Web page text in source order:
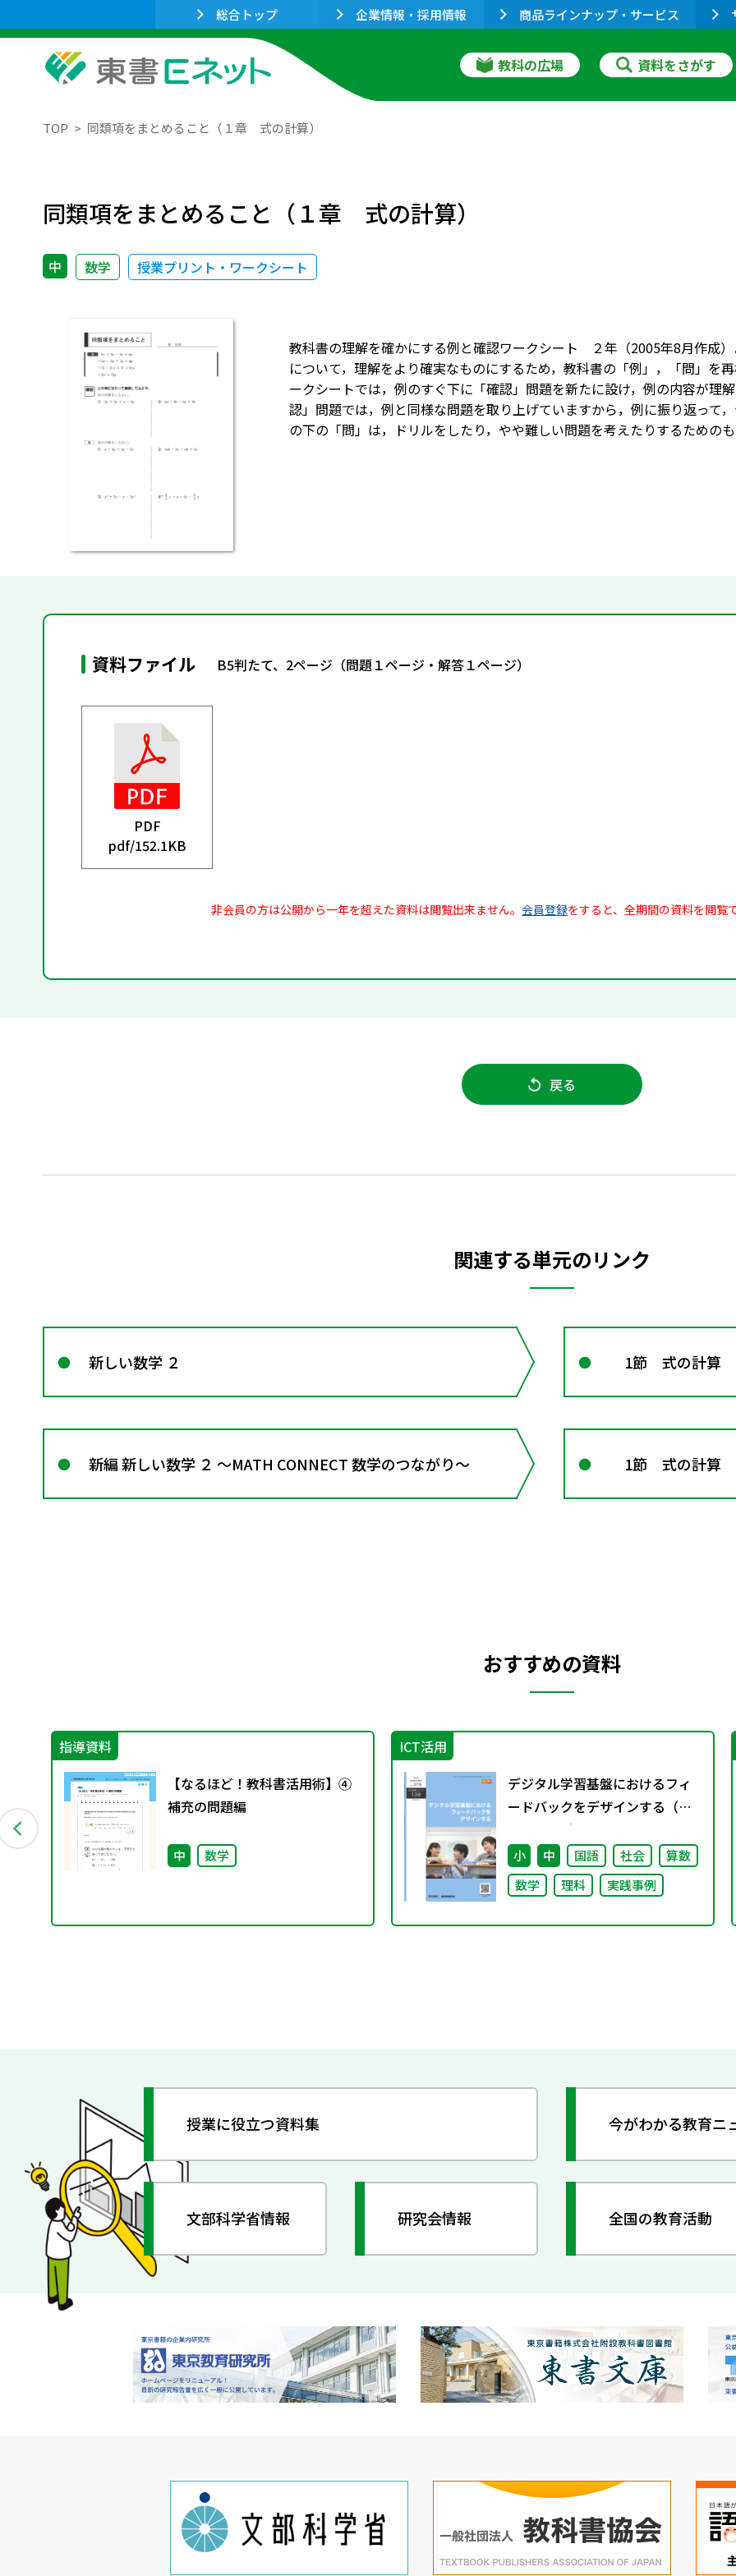
総合トップ 企業情報・採用情報 商品ラインナップ・サービス
教科の広場 資料をさがす
TOP 同類項をまとめること（１章 式の計算）
同類項をまとめること（１章 式の計算）
中 数学 授業プリント・ワークシート
教科書の理解を確かにする例と確認ワークシート ２年（2005年8月作成
について，理解をより確実なものにするため，教科書の「例」，「問」を
ークシートでは，例のすぐ下に「確認」問題を新たに設け，例の内容が理
認」問題では，例と同様な問題を取り上げていますから，例に振り返って
の下の「問」は，ドリルをしたり，やや難しい問題を考えたりするためのも
資料ファイル B5判たて、2ページ（問題１ページ・解答１ページ）
PDF
pdf/152.1KB
非会員の方は公開から一年を超えた資料は閲覧出来ません。 会員登録をすると、全期間の資料を閲覧
戻る
関連する単元のリンク
新しい数学 ２ 1節 式の計算
新編 新しい数学 ２ ～MATH CONNECT 数学のつながり～ 1節 式の計算
おすすめの資料
指導資料
【なるほど！教科書活用術】④
補充の問題編
中 数学
ICT活用
デジタル学習基盤におけるフィ
ードバックをデザインする（特
別課題138）
小 中 国語 社会
算数
数学
理科 実践事例
授業に役立つ資料集 今がわかる教育ニ
文部科学省情報 研究会情報 全国の教育活動